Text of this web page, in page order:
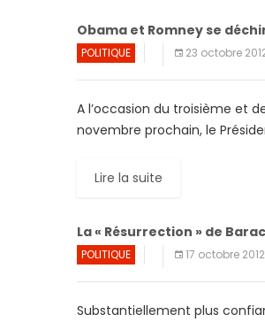
Obama et Romney se
POLITIQUE 23 octobre
A l’occasion du troisième et
novembre prochain, le
Lire la suite
La « Résurrection » de
POLITIQUE 17 octobre 2012
Substantiellement plus